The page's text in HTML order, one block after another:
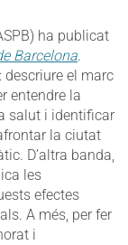
ha publicat
Barcelona.
el marc
entendre la
salut i identificar
la ciutat
D’altra banda,
les
efectes
A més, per fer
i